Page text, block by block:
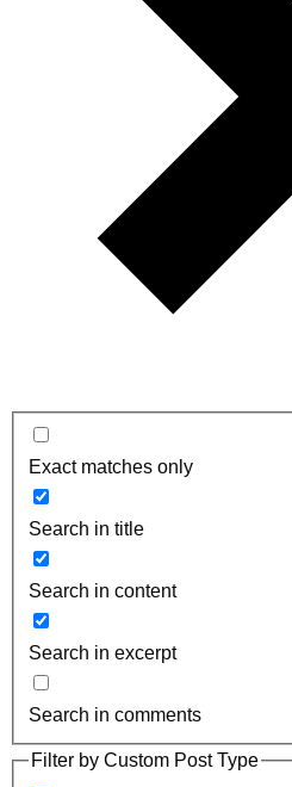
Exact matches only
Search in title
Search in content
Search in excerpt
Search in comments
Filter by Custom Post Type